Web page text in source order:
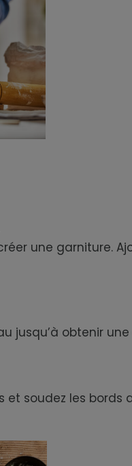
une garniture.
jusqu’à obtenir
et soudez les